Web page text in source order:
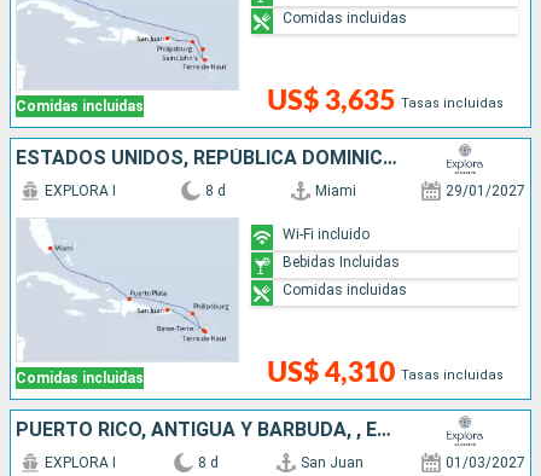
Comidas incluidas US$ 3,635 Tasas incluidas
Comidas incluidas
ESTADOS UNIDOS, REPÚBLICA DOMINICANA, SAN MARTÍN, PUERTO RICO
Comidas incluidas
EXPLORA I 8 d Miami 29/01/2027
US$ 4,310 Tasas incluidas
Wi-Fi incluido
Bebidas Incluidas
Comidas incluidas
PUERTO RICO, ANTIGUA Y BARBUDA, , ESTADOS UNIDOS
EXPLORA I 8 d San Juan 01/03/2027